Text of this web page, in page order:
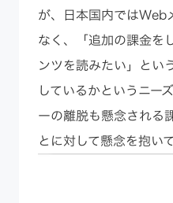
が、日本国内ではWeb
なく、「追加の課金を
ンツを読みたい」とい
しているかというニー
ーの離脱も懸念される
とに対して懸念を抱い